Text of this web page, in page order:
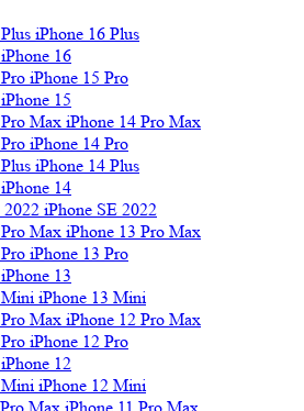
iPhone 16 Plus
iPhone 16
iPhone 15 Pro
iPhone 15
iPhone 14 Pro Max
iPhone 14 Pro
iPhone 14 Plus
iPhone 14
iPhone SE 2022
iPhone 13 Pro Max
iPhone 13 Pro
iPhone 13
iPhone 13 Mini
iPhone 12 Pro Max
iPhone 12 Pro
iPhone 12
iPhone 12 Mini